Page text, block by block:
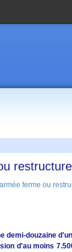
demi-douzaine
d'au moins